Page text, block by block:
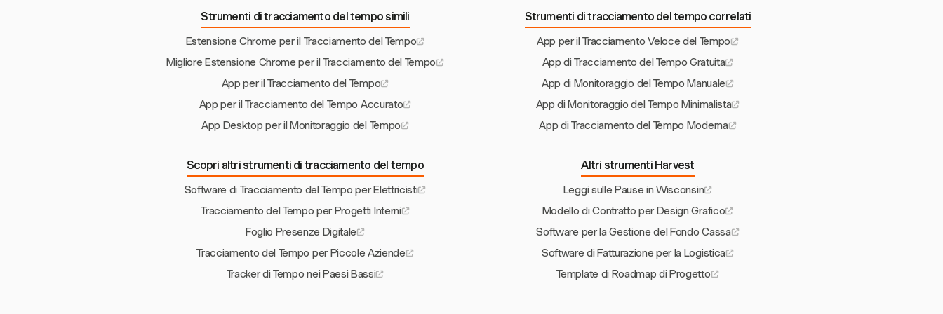
Strumenti di tracciamento del tempo simili
Estensione Chrome per il Tracciamento del Tempo
Migliore Estensione Chrome per il Tracciamento del Tempo
App per il Tracciamento del Tempo
App per il Tracciamento del Tempo Accurato
App Desktop per il Monitoraggio del Tempo
Strumenti di tracciamento del tempo correlati
App per il Tracciamento Veloce del Tempo
App di Tracciamento del Tempo Gratuita
App di Monitoraggio del Tempo Manuale
App di Monitoraggio del Tempo Minimalista
App di Tracciamento del Tempo Moderna
Scopri altri strumenti di tracciamento del tempo
Software di Tracciamento del Tempo per Elettricisti
Tracciamento del Tempo per Progetti Interni
Foglio Presenze Digitale
Tracciamento del Tempo per Piccole Aziende
Tracker di Tempo nei Paesi Bassi
Altri strumenti Harvest
Leggi sulle Pause in Wisconsin
Modello di Contratto per Design Grafico
Software per la Gestione del Fondo Cassa
Software di Fatturazione per la Logistica
Template di Roadmap di Progetto